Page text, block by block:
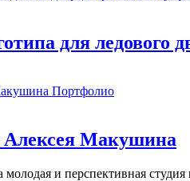
для ледового
Портфолио
Алексея Макушина
молодая и перспективная